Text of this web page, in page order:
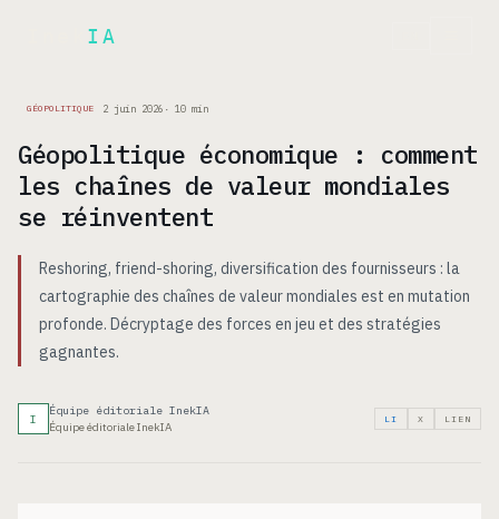
IA
GÉOPOLITIQUE 2 juin 2026 · 10 min
Géopolitique économique : comment
les chaînes de valeur mondiales
se réinventent
Reshoring, friend-shoring, diversification des fournisseurs : la
cartographie des chaînes de valeur mondiales est en mutation
profonde. Décryptage des forces en jeu et des stratégies
gagnantes.
I
Équipe éditoriale InekIA
Équipe éditoriale InekIA
LI X LIEN